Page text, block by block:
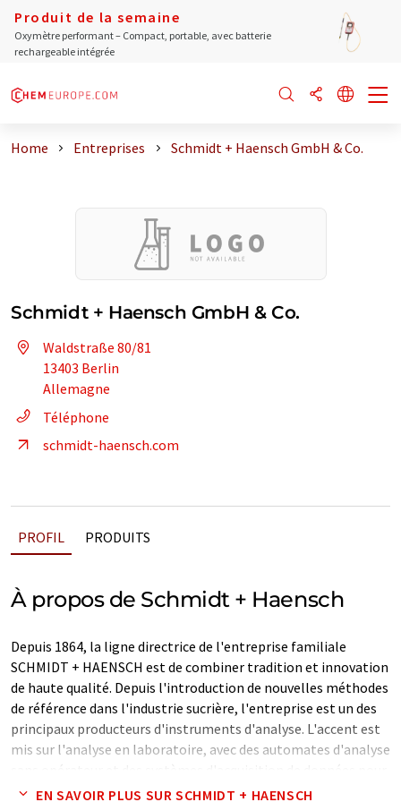
Produit de la semaine
Oxymètre performant – Compact, portable, avec batterie
rechargeable intégrée
Home Entreprises Schmidt + Haensch GmbH & Co.
Schmidt + Haensch GmbH & Co.
Waldstraße 80/81
13403 Berlin
Allemagne
Téléphone
schmidt-haensch.com
PROFIL PRODUITS
À propos de Schmidt + Haensch
Depuis 1864, la ligne directrice de l'entreprise familiale
SCHMIDT + HAENSCH est de combiner tradition et innovation
de haute qualité. Depuis l'introduction de nouvelles méthodes
de référence dans l'industrie sucrière, l'entreprise est un des
principaux producteurs d'instruments d'analyse. L'accent est
mis sur l'analyse en laboratoire, avec des automates d'analyse
le laboratoire.
EN SAVOIR PLUS SUR SCHMIDT + HAENSCH